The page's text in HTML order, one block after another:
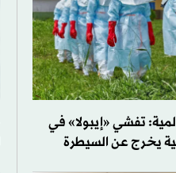
تفشي «إيبولا» في
يخرج عن السيطرة